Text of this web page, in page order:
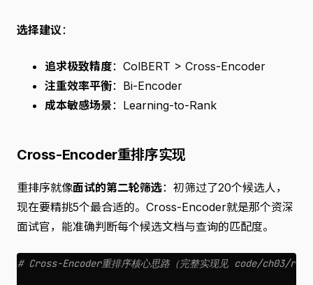
选择建议：
追求极致精度：ColBERT > Cross-Encoder
注重效率平衡：Bi-Encoder
成本敏感场景：Learning-to-Rank
Cross-Encoder重排序实现
重排序就像面试的第二轮筛选：初筛过了20个候选人，
现在要精挑5个最合适的。Cross-Encoder就是那个资深
面试官，能准确判断每个候选文档与查询的匹配度。